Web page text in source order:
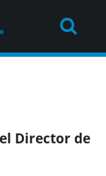
Director de